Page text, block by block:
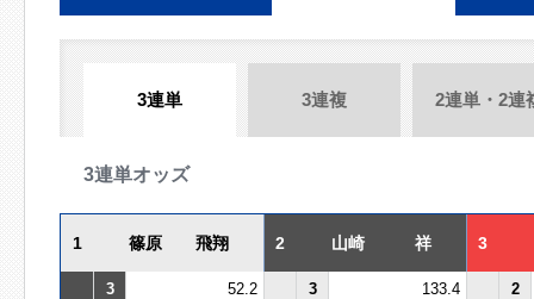
3連単 3連複 2連単・2連
3連単オッズ
1 篠原 飛翔 2 山崎 祥 3
3 52.2 3 133.4
2